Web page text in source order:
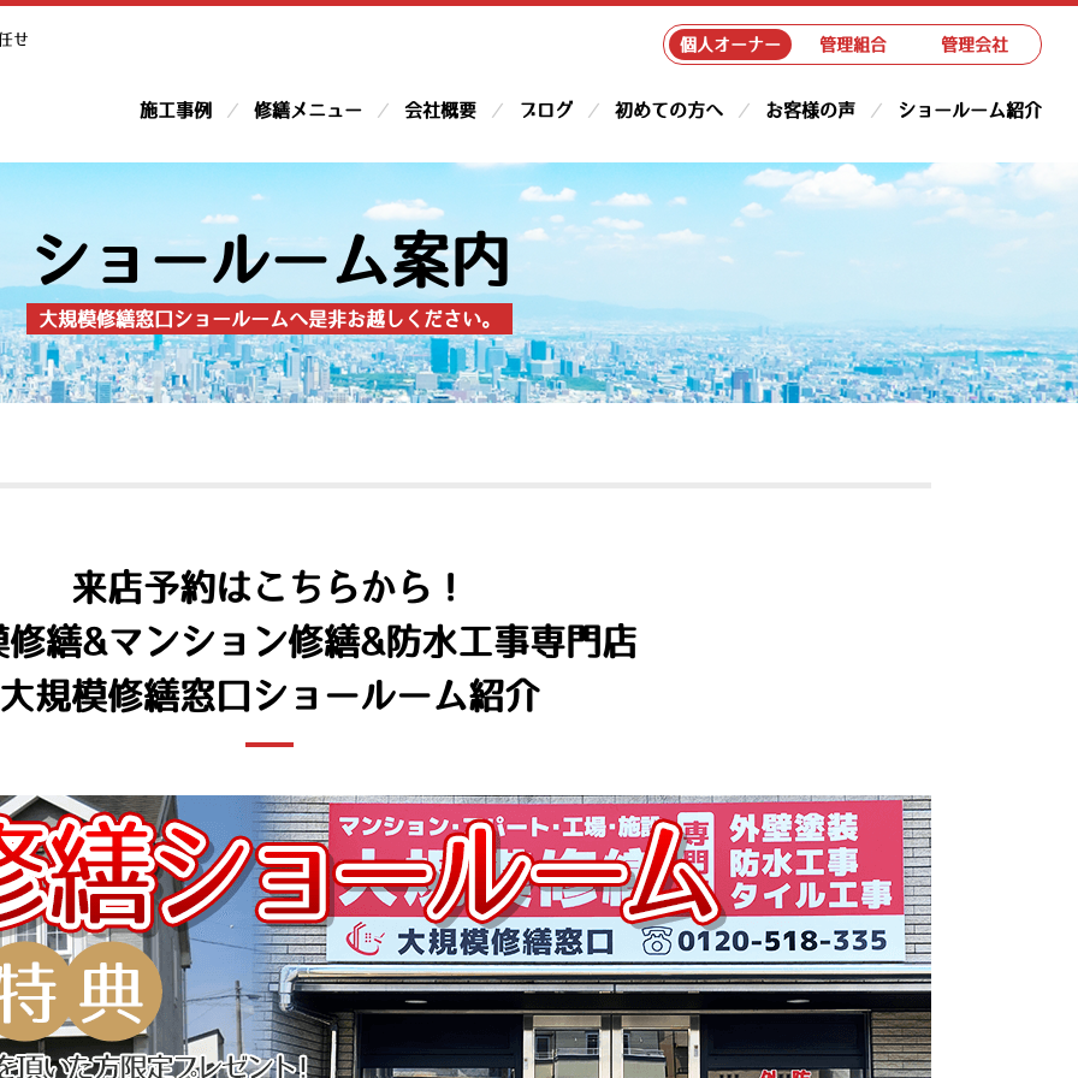
せ 個人オーナー 管理組合 管理会社
施工事例 修繕メニュー 会社概要 ブログ 初めての方へ お客様の声 ショールーム紹介
ショールーム案内
大規模修繕窓口ショールームへ是非お越しください。
来店予約はこちらから！
修繕&マンション修繕&防水工事専門店
大規模修繕窓口ショールーム紹介